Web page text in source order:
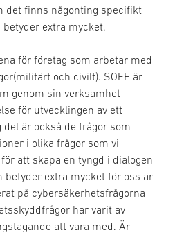
det finns någonting specifikt
extra mycket.
för företag som arbetar med
och civilt). SOFF är
genom sin verksamhet
för utvecklingen av ett
del är också de frågor som
i olika frågor som vi
att skapa en tyngd i dialogen
betyder extra mycket för oss är
på cybersäkerhetsfrågorna
har varit av
att vara med. Är